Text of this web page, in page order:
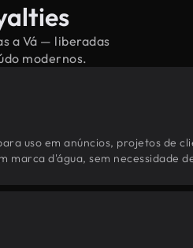
a Vá — liberadas
modernos.
uso em anúncios, projetos de
marca d'água, sem necessidade